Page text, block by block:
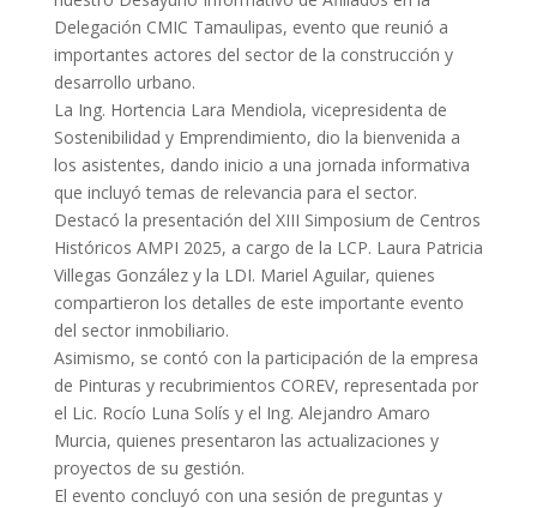
Delegación CMIC Tamaulipas, evento que reunió a
importantes actores del sector de la construcción y
desarrollo urbano.
La Ing. Hortencia Lara Mendiola, vicepresidenta de
Sostenibilidad y Emprendimiento, dio la bienvenida a
los asistentes, dando inicio a una jornada informativa
que incluyó temas de relevancia para el sector.
Destacó la presentación del XIII Simposium de Centros
Históricos AMPI 2025, a cargo de la LCP. Laura Patricia
Villegas González y la LDI. Mariel Aguilar, quienes
compartieron los detalles de este importante evento
del sector inmobiliario.
Asimismo, se contó con la participación de la empresa
de Pinturas y recubrimientos COREV, representada por
el Lic. Rocío Luna Solís y el Ing. Alejandro Amaro
Murcia, quienes presentaron las actualizaciones y
proyectos de su gestión.
El evento concluyó con una sesión de preguntas y